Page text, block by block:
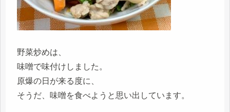
野菜炒めは、
味噌で味付けしました。
原爆の日が来る度に、
そうだ、味噌を食べようと思い出しています。